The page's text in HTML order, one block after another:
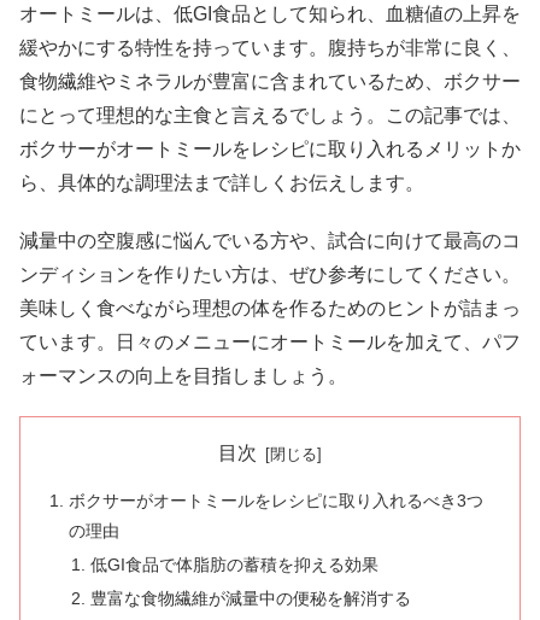
オートミールは、低GI食品として知られ、血糖値の上昇を
緩やかにする特性を持っています。腹持ちが非常に良く、
食物繊維やミネラルが豊富に含まれているため、ボクサー
にとって理想的な主食と言えるでしょう。この記事では、
ボクサーがオートミールをレシピに取り入れるメリットか
ら、具体的な調理法まで詳しくお伝えします。
減量中の空腹感に悩んでいる方や、試合に向けて最高のコ
ンディションを作りたい方は、ぜひ参考にしてください。
美味しく食べながら理想の体を作るためのヒントが詰まっ
ています。日々のメニューにオートミールを加えて、パフ
ォーマンスの向上を目指しましょう。
目次
ボクサーがオートミールをレシピに取り入れるべき3つ
の理由
低GI食品で体脂肪の蓄積を抑える効果
豊富な食物繊維が減量中の便秘を解消する